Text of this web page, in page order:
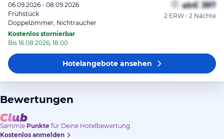
06.09.2026 - 08.09.2026
Frühstück
Doppelzimmer, Nichtraucher
Kostenlos stornierbar
Bis 16.08.2026, 18:00
ab€ 397
2 ERW • 2 Nächte
Hotelangeboteansehen
Bewertungen
Sammle Punkte für Deine Hotelbewertung.
Kostenlos anmelden